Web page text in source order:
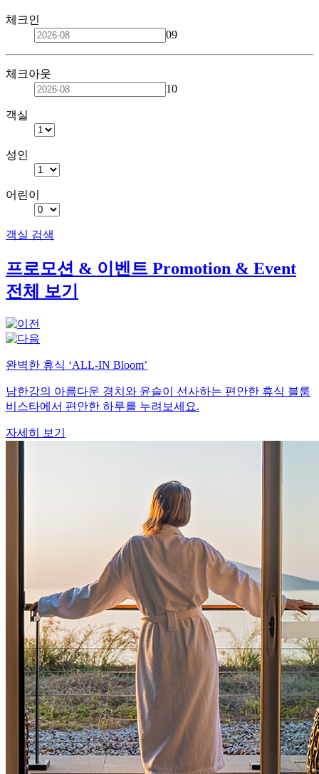
체크인
09
체크아웃
10
객실
성인
어린이
객실 검색
프로모션 & 이벤트 Promotion & Event
전체 보기
완벽한 휴식 ‘ALL-IN Bloom’
남한강의 아름다운 경치와 윤슬이 선사하는 편안한 휴식 블룸
비스타에서 편안한 하루를 누려보세요.
자세히 보기